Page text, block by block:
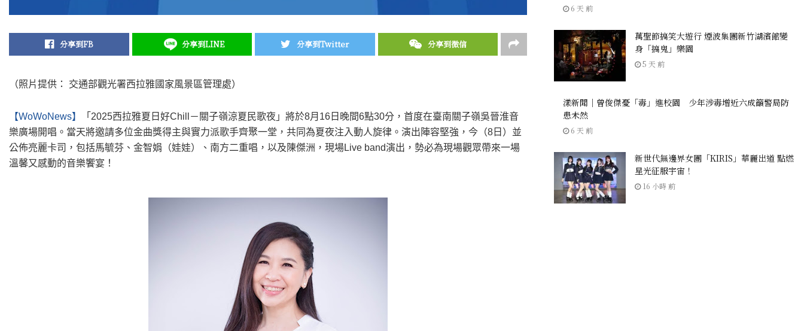
分享到FB 分享到LINE 分享到Twitter 分享到微信
（照片提供： 交通部觀光署西拉雅國家風景區管理處）
【WoWoNews】
「2025西拉雅夏日好Chill－關子嶺涼夏民歌夜」將於8月16日晚間6點30分，首度在臺南關子嶺吳晉淮音
樂廣場開唱。當天將邀請多位金曲獎得主與實力派歌手齊聚一堂，共同為夏夜注入動人旋律。演出陣容堅強，今（8日）並
公佈亮麗卡司，包括馬毓芬、金智娟（娃娃）、南方二重唱，以及陳傑洲，現場Live band演出，勢必為現場觀眾帶來一場
溫馨又感動的音樂饗宴！
6 天 前
萬聖節搞笑大遊行 煙波集團新竹湖濱館變
身「搞鬼」樂園
5 天 前
漾新聞｜曾俊傑憂「毒」進校園 少年涉毒增近六成籲警局防
患未然
6 天 前
新世代無邊界女團「KIRIS」華麗出道 點燃
星光征服宇宙！
16 小時 前